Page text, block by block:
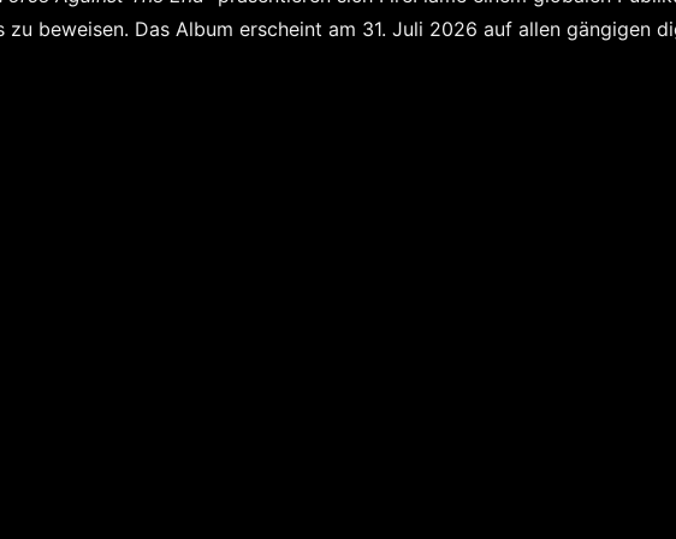
zu beweisen. Das Album erscheint am 31. Juli 2026 auf allen gängigen